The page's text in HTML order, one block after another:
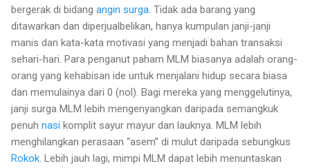
bergerak di bidang angin surga. Tidak ada barang yang
ditawarkan dan diperjualbelikan, hanya kumpulan janji-janji
manis dan kata-kata motivasi yang menjadi bahan transaksi
sehari-hari. Para penganut paham MLM biasanya adalah orang-
orang yang kehabisan ide untuk menjalani hidup secara biasa
dan memulainya dari 0 (nol). Bagi mereka yang menggelutinya,
janji surga MLM lebih mengenyangkan daripada semangkuk
penuh nasi komplit sayur mayur dan lauknya. MLM lebih
menghilangkan perasaan “asem” di mulut daripada sebungkus
Rokok. Lebih jauh lagi, mimpi MLM dapat lebih menuntaskan